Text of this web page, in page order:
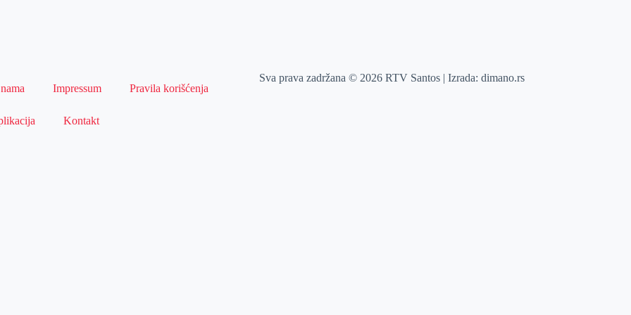
Impressum Pravila korišćenja
Kontakt
Sva prava zadržana © 2026 RTV Santos | Izrada:dimano.rs